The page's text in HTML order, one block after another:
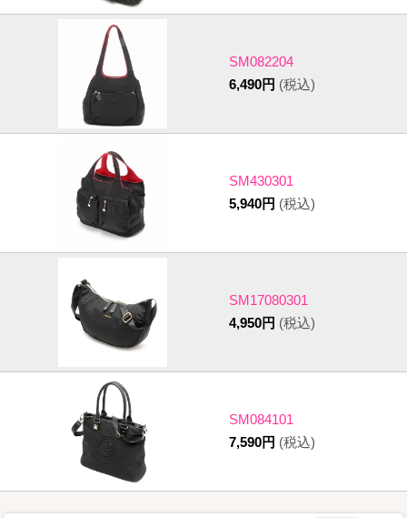
SM082204
6,490円 (税込)
SM430301
5,940円 (税込)
SM17080301
4,950円 (税込)
SM084101
7,590円 (税込)